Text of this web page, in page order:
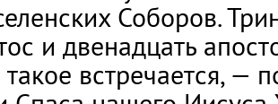
Соборов.
и двенадцать
такое встречается, —